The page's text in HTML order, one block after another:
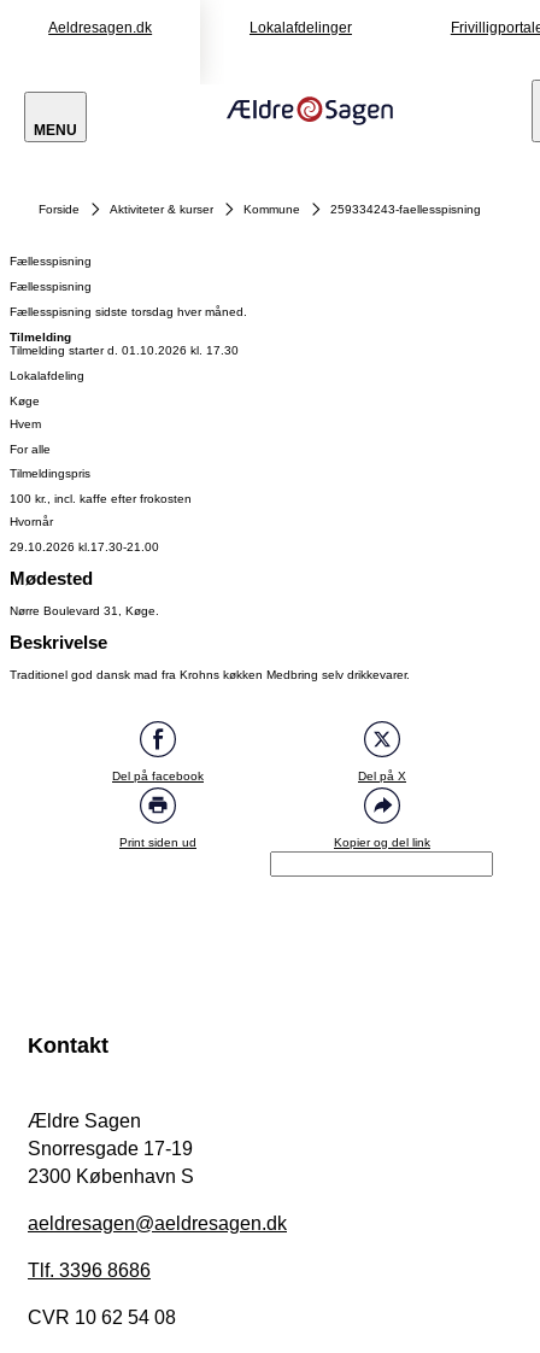
Aeldresagen.dk Lokalafdelinger
MENU
Forside Aktiviteter & kurser Kommune 259334243-faellesspisning
Fællesspisning
Fællesspisning
Fællesspisning sidste torsdag hver måned.
Tilmelding
Tilmelding starter d. 01.10.2026 kl. 17.30
Lokalafdeling
Køge
Hvem
For alle
Tilmeldingspris
100 kr., incl. kaffe efter frokosten
Hvornår
29.10.2026 kl.17.30-21.00
Mødested
Nørre Boulevard 31, Køge.
Beskrivelse
Traditionel god dansk mad fra Krohns køkken Medbring selv drikkevarer.
Del på facebook Del på X
Print siden ud Kopier og del link
Kontakt
Ældre Sagen
Snorresgade 17-19
2300 København S
aeldresagen@aeldresagen.dk
Tlf. 3396 8686
CVR 10 62 54 08